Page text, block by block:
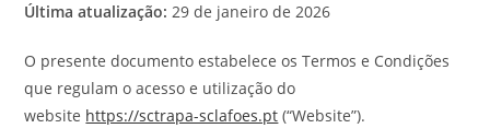
Última atualização: 29 de janeiro de 2026
O presente documento estabelece os Termos e Condições
que regulam o acesso e utilização do
website https://sctrapa-sclafoes.pt (“Website”).